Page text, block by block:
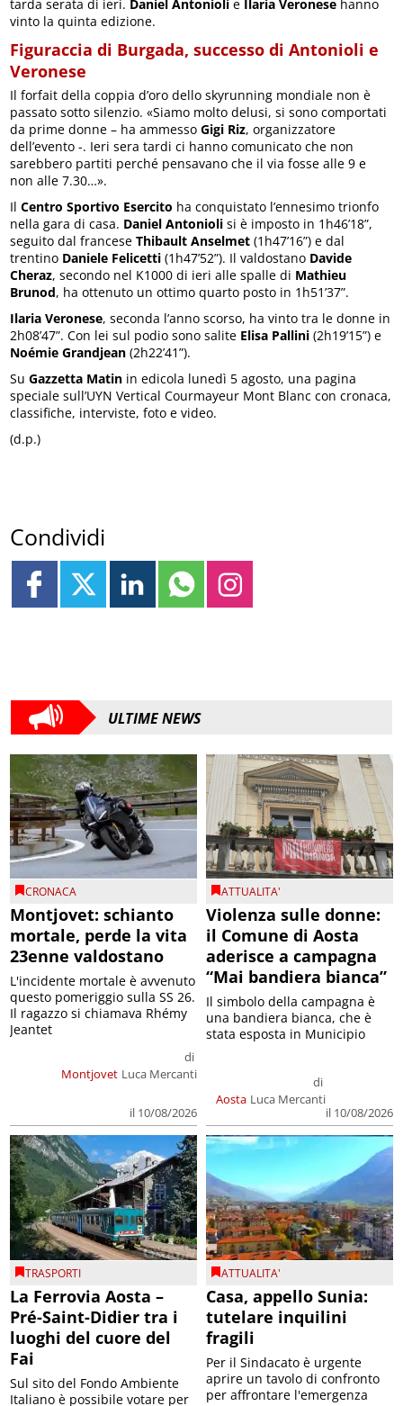
tarda serata di ieri. Daniel Antonioli e Ilaria Veronese hanno
vinto la quinta edizione.
Figuraccia di Burgada, successo di Antonioli e
Veronese
Il forfait della coppia d’oro dello skyrunning mondiale non è
passato sotto silenzio. «Siamo molto delusi, si sono comportati
da prime donne – ha ammessoGigi Riz, organizzatore
dell’evento -. Ieri sera tardi ci hanno comunicato che non
sarebbero partiti perché pensavano che il via fosse alle 9 e
non alle 7.30…».
IlCentro Sportivo Esercito ha conquistato l’ennesimo trionfo
nella gara di casa. Daniel Antonioli si è imposto in 1h46’18”,
seguito dal franceseThibault Anselmet (1h47’16”) e dal
trentino Daniele Felicetti (1h47’52”). Il valdostano Davide
Cheraz, secondo nel K1000 di ieri alle spalle di Mathieu
Brunod, ha ottenuto un ottimo quarto posto in 1h51’37”.
Ilaria Veronese, seconda l’anno scorso, ha vinto tra le donne in
2h08’47”. Con lei sul podio sono salite Elisa Pallini (2h19’15”) e
Noémie Grandjean (2h22’41”).
SuGazzetta Matin in edicola lunedì 5 agosto, una pagina
speciale sull’UYN Vertical Courmayeur Mont Blanc con cronaca,
classifiche, interviste, foto e video.
(d.p.)
Condividi
ULTIME NEWS
CRONACA
Montjovet: schianto
mortale, perde la vita
23enne valdostano
Montjovet
di
Luca Mercanti
il 10/08/2026
L'incidente mortale è avvenuto
questo pomeriggio sulla SS 26.
Il ragazzo si chiamava Rhémy
Jeantet
ATTUALITA'
Violenza sulle donne:
il Comune di Aosta
aderisce a campagna
“Mai bandiera bianca”
Aosta
di
Luca Mercanti
il 10/08/2026
Il simbolo della campagna è
una bandiera bianca, che è
stata esposta in Municipio
TRASPORTI
La Ferrovia Aosta –
Pré-Saint-Didier tra i
luoghi del cuore del
Fai
Sul sito del Fondo Ambiente
Italiano è possibile votare per
ATTUALITA'
Casa, appello Sunia:
tutelare inquilini
fragili
Per il Sindacato è urgente
aprire un tavolo di confronto
per affrontare l'emergenza